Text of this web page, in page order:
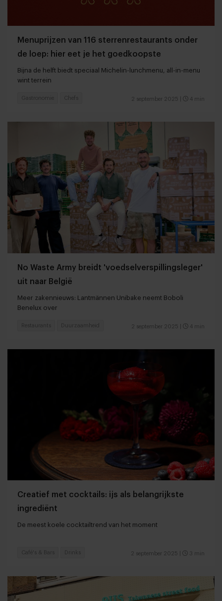
Menuprijzen van 116 sterrenrestaurants onder
de loep: hier eet je het goedkoopste
Bijna de helft biedt speciaal Michelin-lunchmenu, all-in-menu
wint terrein
2 september 2025 4 min
Gastronomie Chefs
No Waste Army breidt 'voedselverspillingsleger'
uit naar België
Meer zakennieuws: Lantmännen Unibake neemt Boboli
Benelux over
2 september 2025 4 min
Restaurants Duurzaamheid
Creatief met cocktails: ijs als belangrijkste
ingrediënt
De meest koele cocktailtrend van het moment
2 september 2025 3 min
Café's & Bars Drinks